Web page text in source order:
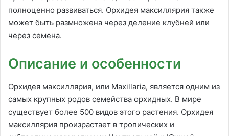
полноценно развиваться. Орхидея максиллярия также
может быть размножена через деление клубней или
через семена.
Описание и особенности
Орхидея максиллярия, или Maxillaria, является одним из
самых крупных родов семейства орхидных. В мире
существует более 500 видов этого растения. Орхидея
максиллярия произрастает в тропических и